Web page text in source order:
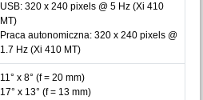
USB: 320 x 240 pixels @ 5 Hz (Xi 410
MT)
Praca autonomiczna: 320 x 240 pixels @
1.7 Hz (Xi 410 MT)
11° x 8° (f = 20 mm)
17° x 13° (f = 13 mm)